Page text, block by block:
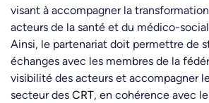
visant à accompagner la
acteurs de la santé et du médico-
Ainsi, le partenariat doit permettre de
échanges avec les membres de la
visibilité des acteurs et accompagner
secteur des CRT, en cohérence avec